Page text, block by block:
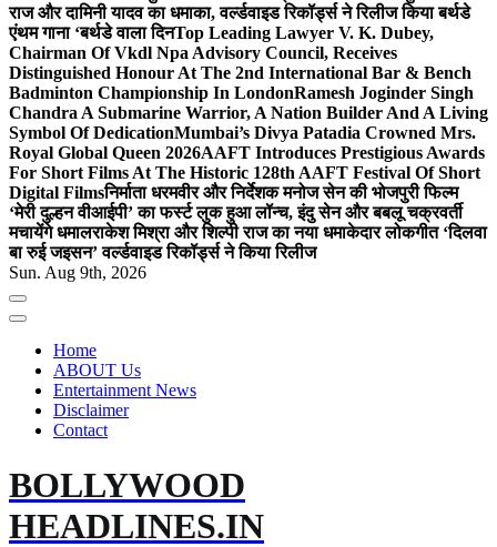
राज और दामिनी यादव का धमाका, वर्ल्डवाइड रिकॉर्ड्स ने रिलीज किया बर्थडे
एंथम गाना ‘बर्थडे वाला दिनTop Leading Lawyer V. K. Dubey,
Chairman Of Vkdl Npa Advisory Council, Receives
Distinguished Honour At The 2nd International Bar & Bench
Badminton Championship In LondonRamesh Joginder Singh
Chandra A Submarine Warrior, A Nation Builder And A Living
Symbol Of DedicationMumbai’s Divya Patadia Crowned Mrs.
Royal Global Queen 2026AAFT Introduces Prestigious Awards
For Short Films At The Historic 128th AAFT Festival Of Short
Digital Filmsनिर्माता धरमवीर और निर्देशक मनोज सेन की भोजपुरी फिल्म
‘मेरी दुल्हन वीआईपी’ का फर्स्ट लुक हुआ लॉन्च, इंदु सेन और बबलू चक्रवर्ती
मचायेंगे धमालराकेश मिश्रा और शिल्पी राज का नया धमाकेदार लोकगीत ‘दिलवा
बा रुई जइसन’ वर्ल्डवाइड रिकॉर्ड्स ने किया रिलीज
Sun. Aug 9th, 2026
Home
ABOUT Us
Entertainment News
Disclaimer
Contact
BOLLYWOOD
HEADLINES.IN